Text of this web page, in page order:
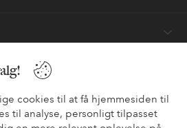
cookies til at få hjemmesiden til
til analyse, personligt tilpasset